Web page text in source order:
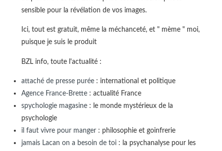
sensible pour la révélation de vos images.
Ici, tout est gratuit, même la méchanceté, et " mème " moi,
puisque je suis le produit
BZL info, toute l'actualité :
attaché de presse purée: international et politique
Agence France-Brette: actualité France
spychologie magasine: le monde mystérieux de la
psychologie
il faut vivre pour manger: philosophie et goinfrerie
jamais Lacan on a besoin de toi: la psychanalyse pour les